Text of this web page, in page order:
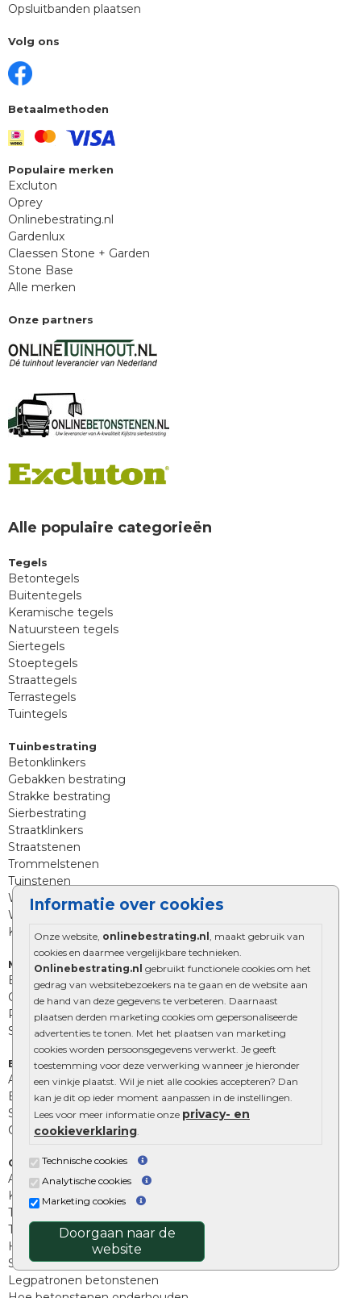
Informatie over cookies
Onze website, onlinebestrating.nl
, maakt gebruik van
cookies en daarmee vergelijkbare technieken.
Onlinebestrating.nl gebruikt functionele cookies om het
gedrag van websitebezoekers na te gaan en de website aan
de hand van deze gegevens te verbeteren. Daarnaast
plaatsen derden marketing cookies om gepersonaliseerde
advertenties te tonen. Met het plaatsen van marketing
cookies worden persoonsgegevens verwerkt. Je geeft
toestemming voor deze verwerking wanneer je hieronder
een vinkje plaatst. Wil je niet alle cookies accepteren? Dan
kan je dit op ieder moment aanpassen in de instellingen.
Lees voor meer informatie onze privacy- en
cookieverklaring
Technische cookies
Analytische cookies
Marketing cookies
Doorgaan naar de
website
Opsluitbanden plaatsen
Volg ons
Betaalmethoden
Populaire merken
Excluton
Oprey
Onlinebestrating.nl
Gardenlux
Claessen Stone + Garden
Stone Base
Alle merken
Onze partners
Alle populaire categorieën
Tegels
Betontegels
Buitentegels
Keramische tegels
Natuursteen tegels
Siertegels
Stoeptegels
Straattegels
Terrastegels
Tuintegels
Tuinbestrating
Betonklinkers
Gebakken bestrating
Strakke bestrating
Sierbestrating
Straatklinkers
Straatstenen
Trommelstenen
Tuinstenen
Waalformaat
Wildverband bestrating
Kingstones
Muurelementen
Betonbielzen
Opsluitbanden
Palissades
Stapelblokken
Extra benodigdheden
Afwatering en diversen
Beplantings en betonelementen
Split, grind en zand
Oprit tegels
Overig
Aanbiedingen
Kunstgras
Tuintegels outlet
Terrastegels leggen
Hoe richt ik een landelijke tuin in?
Sierbestrating schoonmaken
Legpatronen betonstenen